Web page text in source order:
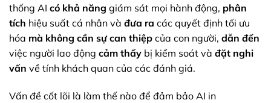
thống AI có khả năng giám sát mọi hành động, phân
tích hiệu suất cá nhân và đưa ra các quyết định tối ưu
hóa mà không cần sự can thiệp của con người, dẫn đến
việc người lao động cảm thấy bị kiểm soát và đặt nghi
vấn về tính khách quan của các đánh giá.
Vấn đề cốt lõi là làm thế nào để đảm bảo AI in